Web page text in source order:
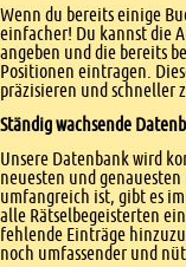
Wenn du bereits einige
einfacher! Du kannst die
angeben und die bereits
Positionen eintragen.
präzisieren und schneller
Ständig wachsende
Unsere Datenbank wird
neuesten und
umfangreich ist, gibt es
alle Rätselbegeisterten
fehlende Einträge
noch umfassender und